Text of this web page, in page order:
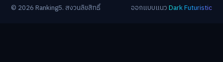
© 2026 Ranking5. สงวนลิขสิทธิ์
ออกแบบแนวDark Futuristic